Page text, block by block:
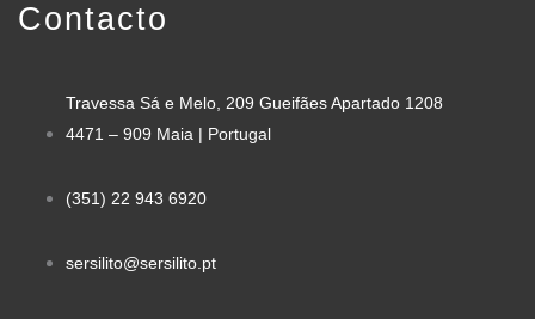
Contacto
Travessa Sá e Melo, 209 Gueifães Apartado 1208
4471 – 909 Maia | Portugal
(351) 22 943 6920
sersilito@sersilito.pt